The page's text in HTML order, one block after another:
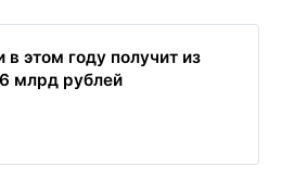
этом году получит из
млрд рублей